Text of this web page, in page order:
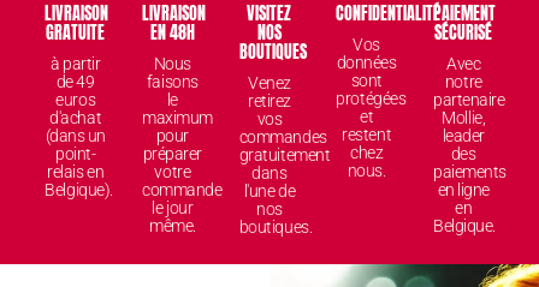
LIVRAISON
GRATUITE
à partir
de 49
euros
d'achat
(dans un
point-
relais en
Belgique).
LIVRAISON
EN 48H
Nous
faisons
le
maximum
pour
préparer
votre
commande
le jour
même.
VISITEZ
NOS
BOUTIQUES
Venez
retirez
vos
commandes
gratuitement
dans
l'une de
nos
boutiques.
CONFIDENTIALITÉ
Vos
données
sont
protégées
et
restent
chez
nous.
PAIEMENT
SÉCURISÉ
Avec
notre
partenaire
Mollie,
leader
des
paiements
en ligne
en
Belgique.